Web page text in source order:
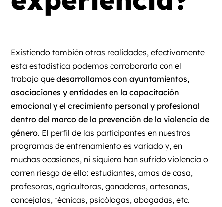
Existiendo también otras realidades, efectivamente
esta estadística podemos corroborarla con el
trabajo quedesarrollamos con ayuntamientos,
asociaciones y entidades en la capacitación
emocional y el crecimiento personal y profesional
dentro del marco de la prevención de la violencia de
género. El perfil de las participantes en nuestros
programas de entrenamiento es variado y, en
muchas ocasiones, ni siquiera han sufrido violencia o
corren riesgo de ello: estudiantes, amas de casa,
profesoras, agricultoras, ganaderas, artesanas,
concejalas, técnicas, psicólogas, abogadas, etc.